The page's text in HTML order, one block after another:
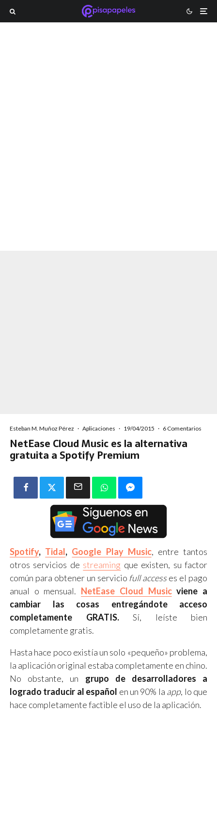
Esteban M. Muñoz Pérez · Aplicaciones · 19/04/2015 · 6 Comentarios
NetEase Cloud Music es la alternativa
gratuita a Spotify Premium
Spotify, Tidal, Google Play Music, entre tantos
otros servicios de streaming que existen, su factor
común para obtener un servicio full accesses el pago
anual o mensual. NetEase Cloud Musicviene a
cambiar las cosas entregándote acceso
completamente GRATIS.Sí, leíste bien
completamente gratis.
Hasta hace poco existía un solo «pequeño» problema,
la aplicación original estaba completamente en chino.
No obstante, un grupo de desarrolladores a
logrado traducir al español en un 90% la app, lo que
hace completamente factible el uso de la aplicación.